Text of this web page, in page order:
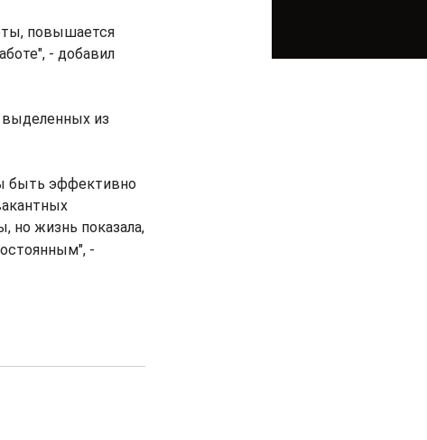
повышается
- добавил
выделенных из
быть эффективно
но жизнь показала,
-